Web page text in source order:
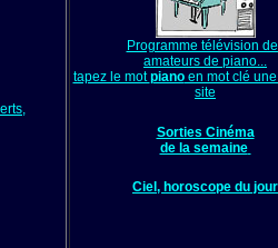
Programme télévision
amateurs de piano...
tapez le motpianoen mot clé
site
Sorties Cinéma
de la semaine
Ciel, horoscope du jour